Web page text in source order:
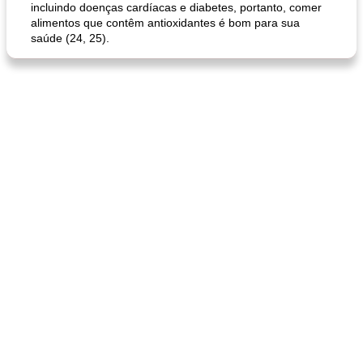
incluindo doenças cardíacas e diabetes, portanto, comer
alimentos que contêm antioxidantes é bom para sua
saúde (24, 25).